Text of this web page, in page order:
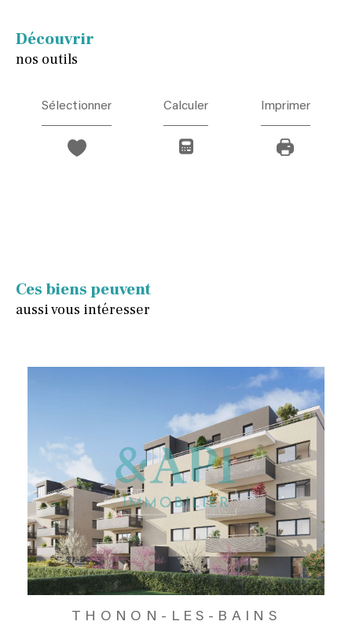
découvrir
nos outils
Sélectionner Calculer Imprimer
Ces biens peuvent
aussi vous intéresser
THONON-LES-BAINS